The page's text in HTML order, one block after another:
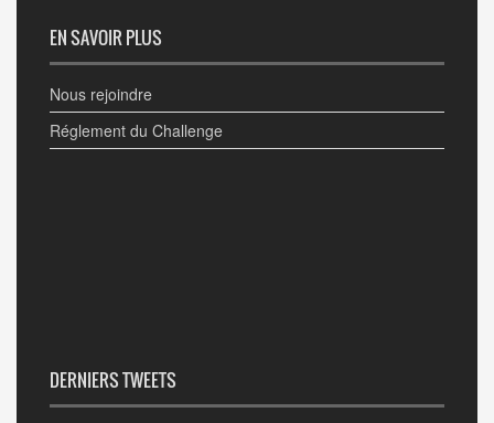
EN SAVOIR PLUS
Nous rejoindre
Réglement du Challenge
DERNIERS TWEETS